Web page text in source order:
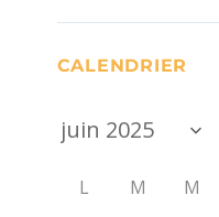
CALENDRIER
L M M